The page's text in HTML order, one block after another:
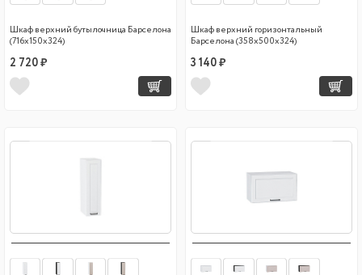
Шкаф верхний бутылочница Барселона
(716х150х324)
2 720 ₽
Шкаф верхний горизонтальный
Барселона (358х500х324)
3 140 ₽